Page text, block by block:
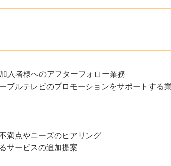
入者様へのアフターフォロー業務
ブルテレビのプロモーションをサポートする
満点やニーズのヒアリング
サービスの追加提案